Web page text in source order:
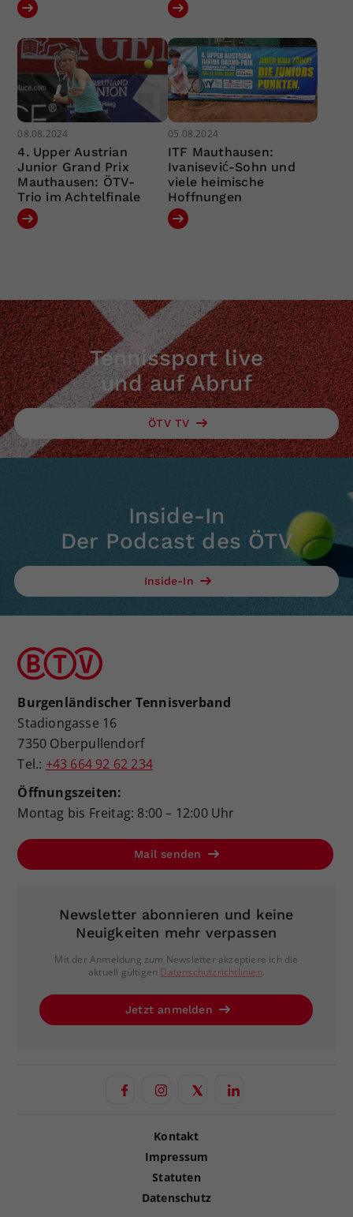
08.08.2024
4. Upper Austrian
Junior Grand Prix
Mauthausen: ÖTV-
Trio im Achtelfinale
05.08.2024
ITF Mauthausen:
Ivanisević-Sohn und
viele heimische
Hoffnungen
Tennissport live
und auf Abruf
ÖTV TV
Inside-In
Der Podcast des ÖTV
Inside-In
Burgenländischer Tennisverband
Stadiongasse 16
7350 Oberpullendorf
Tel.: +43 664 92 62 234
Öffnungszeiten:
Montag bis Freitag: 8:00 – 12:00 Uhr
Mail senden
Newsletter abonnieren und keine
Neuigkeiten mehr verpassen
Mit der Anmeldung zum Newsletter akzeptiere ich die
aktuell gültigen Datenschutzrichtlinien.
Jetzt anmelden
Kontakt
Impressum
Statuten
Datenschutz